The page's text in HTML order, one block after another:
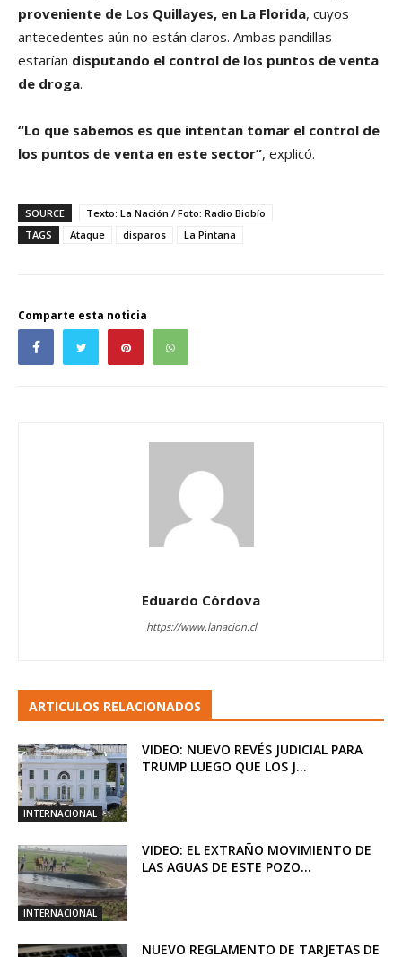
proveniente de Los Quillayes, en La Florida, cuyos
antecedentes aún no están claros. Ambas pandillas
estarían disputando el control de los puntos de venta
de droga.
“Lo que sabemos es que intentan tomar el control de
los puntos de venta en este sector”, explicó.
SOURCE
Texto: La Nación / Foto: Radio Biobío
TAGS
Ataque disparos La Pintana
Comparte esta noticia
Eduardo Córdova
https://www.lanacion.cl
ARTICULOS RELACIONADOS
INTERNACIONAL
VIDEO: NUEVO REVÉS JUDICIAL PARA
TRUMP LUEGO QUE LOS J...
INTERNACIONAL
VIDEO: EL EXTRAÑO MOVIMIENTO DE
LAS AGUAS DE ESTE POZO...
NUEVO REGLAMENTO DE TARJETAS DE